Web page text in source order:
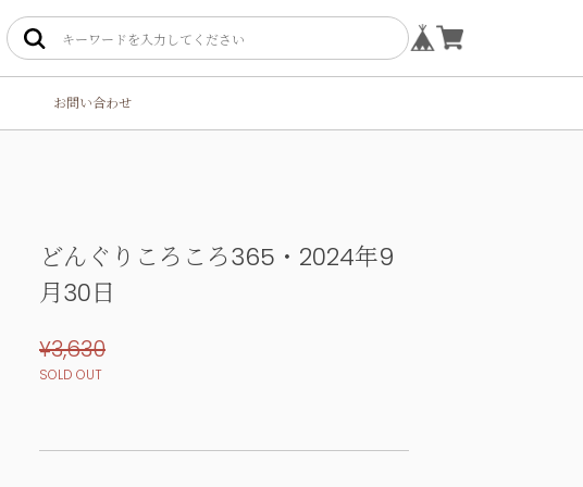
お問い合わせ
どんぐりころころ365・2024年9
月30日
¥3,630
SOLD OUT